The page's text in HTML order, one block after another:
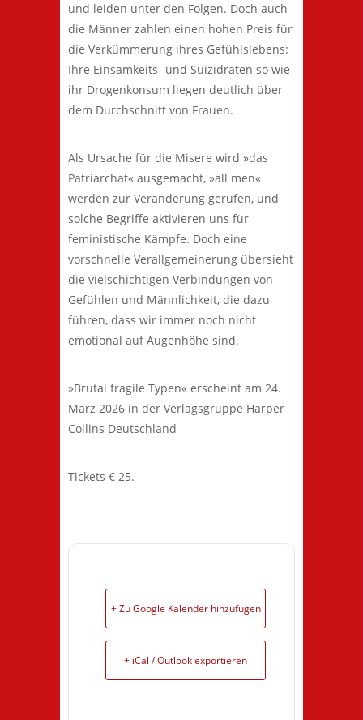
und leiden unter den Folgen. Doch auch
die Männer zahlen einen hohen Preis für
die Verkümmerung ihres Gefühlslebens:
Ihre Einsamkeits- und Suizidraten so wie
ihr Drogenkonsum liegen deutlich über
dem Durchschnitt von Frauen.
Als Ursache für die Misere wird »das
Patriarchat« ausgemacht, »all men«
werden zur Veränderung gerufen, und
solche Begriffe aktivieren uns für
feministische Kämpfe. Doch eine
vorschnelle Verallgemeinerung übersieht
die vielschichtigen Verbindungen von
Gefühlen und Männlichkeit, die dazu
führen, dass wir immer noch nicht
emotional auf Augenhöhe sind.
»Brutal fragile Typen« erscheint am 24.
März 2026 in der Verlagsgruppe Harper
Collins Deutschland
Tickets € 25.-
+ Zu Google Kalender hinzufügen
+ iCal / Outlook exportieren